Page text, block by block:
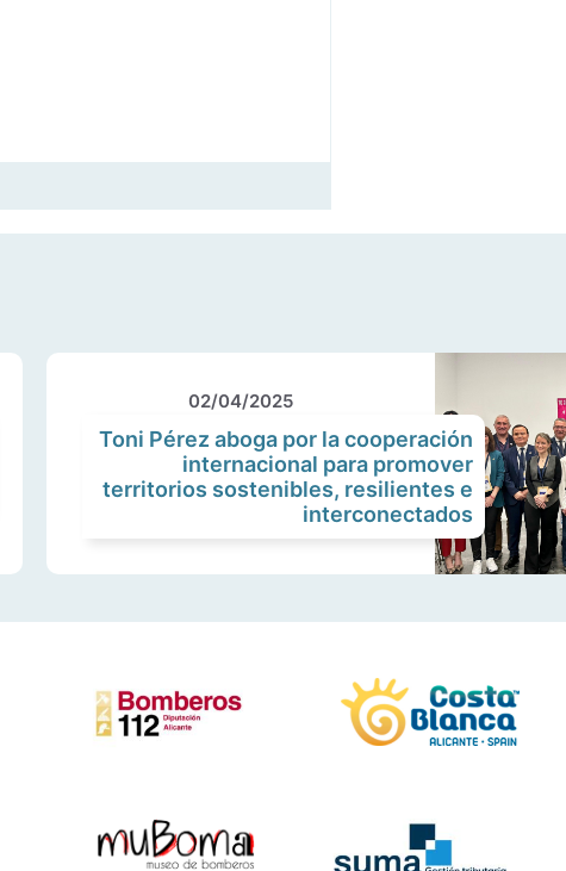
02/04/2025
Toni Pérez aboga por la cooperación
internacional para promover
territorios sostenibles, resilientes e
interconectados